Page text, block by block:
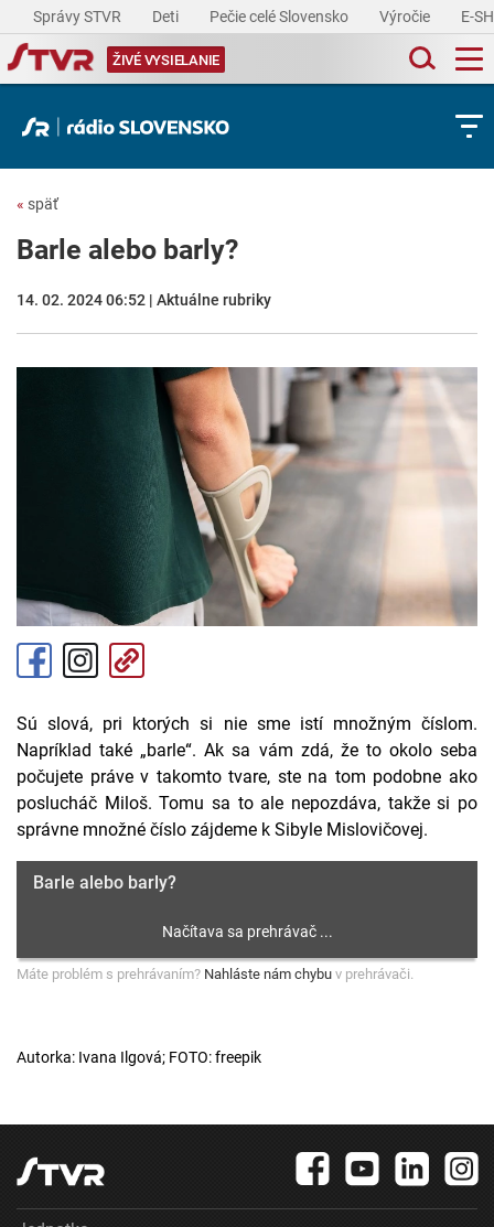
Správy STVR Deti Pečie celé Slovensko Výročie E-
ŽIVÉ VYSIELANIE
« späť
Barle alebo barly?
14. 02. 2024 06:52 | Aktuálne rubriky
Sú slová, pri ktorých si nie sme istí množným číslom.
Napríklad také „barle“. Ak sa vám zdá, že to okolo seba
počujete práve v takomto tvare, ste na tom podobne ako
poslucháč Miloš. Tomu sa to ale nepozdáva, takže si po
správne množné číslo zájdeme k Sibyle Mislovičovej.
Barle alebo barly?
Máte problém s prehrávaním? Nahláste nám chybu v prehrávači.
Autorka: Ivana Ilgová; FOTO: freepik